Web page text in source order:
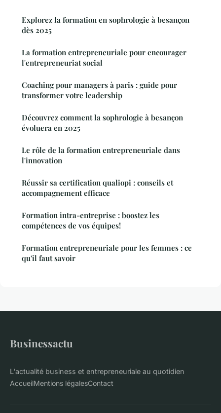
Explorez la formation en sophrologie à besançon
dès 2025
La formation entrepreneuriale pour encourager
l'entrepreneuriat social
Coaching pour managers à paris : guide pour
transformer votre leadership
Découvrez comment la sophrologie à besançon
évoluera en 2025
Le rôle de la formation entrepreneuriale dans
l'innovation
Réussir sa certification qualiopi : conseils et
accompagnement efficace
Formation intra-entreprise : boostez les
compétences de vos équipes!
Formation entrepreneuriale pour les femmes : ce
qu'il faut savoir
Businessactu
L'actualité business et entrepreneuriale au quotidien
AccueilMentions légalesContact